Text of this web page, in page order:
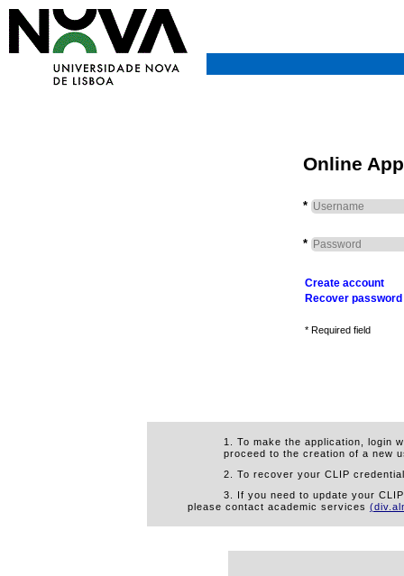
Online
*
*
Create account
Recover password
* Required field
1. To make the application, login
proceed to the creation of a new
2. To recover your CLIP
3. If you need to update your
please contact academic services